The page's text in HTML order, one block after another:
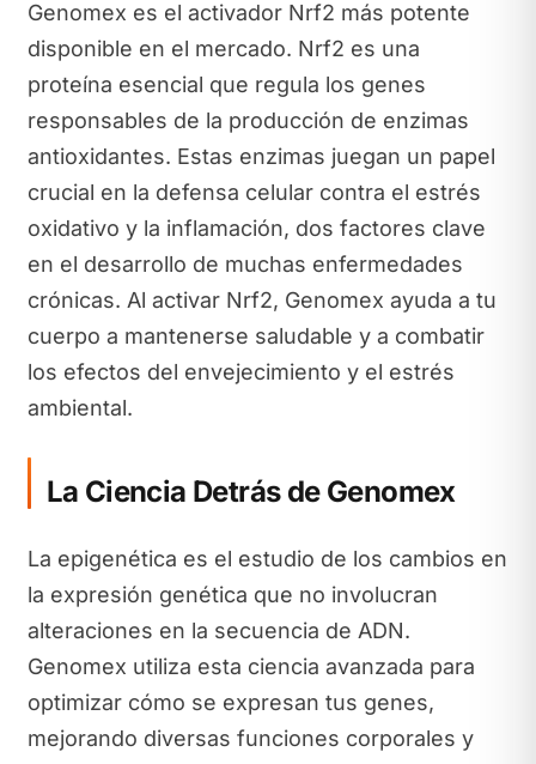
Genomex es el activador Nrf2 más potente
disponible en el mercado. Nrf2 es una
proteína esencial que regula los genes
responsables de la producción de enzimas
antioxidantes. Estas enzimas juegan un papel
crucial en la defensa celular contra el estrés
oxidativo y la inflamación, dos factores clave
en el desarrollo de muchas enfermedades
crónicas. Al activar Nrf2, Genomex ayuda a tu
cuerpo a mantenerse saludable y a combatir
los efectos del envejecimiento y el estrés
ambiental.
La Ciencia Detrás de Genomex
La epigenética es el estudio de los cambios en
la expresión genética que no involucran
alteraciones en la secuencia de ADN.
Genomex utiliza esta ciencia avanzada para
optimizar cómo se expresan tus genes,
mejorando diversas funciones corporales y